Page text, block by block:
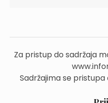
Za pristup do sadržaja
Sadržajima se